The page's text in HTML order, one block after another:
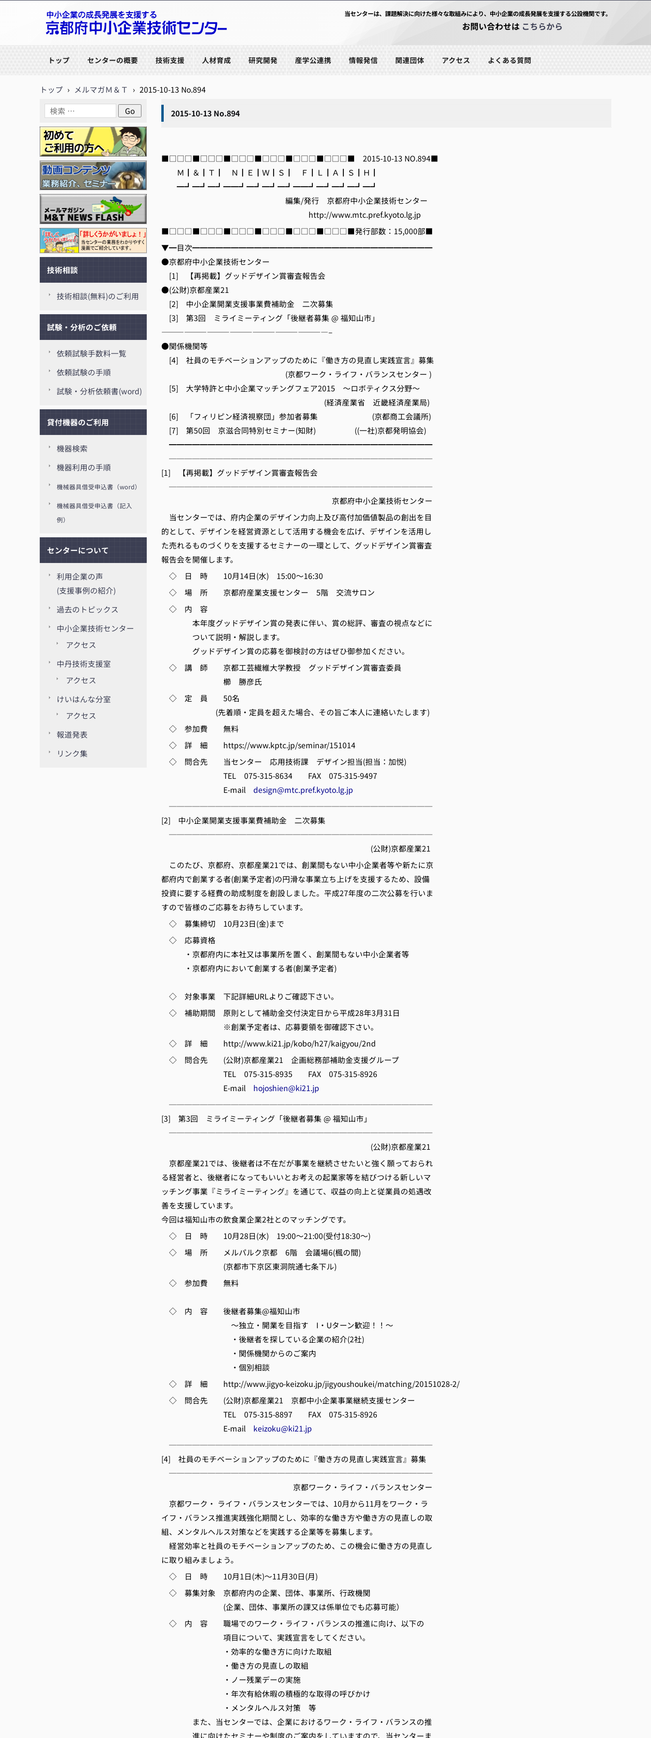
当センターは、課題解決に向けた様々な取組みにより、中小企業の成長発展を支援する公設機関です。
お問い合わせは こちらから
トップ センターの概要 技術支援 人材育成 研究開発 産学公連携 情報発信 関連団体 アクセス よくある質問
トップ › メルマガＭ＆Ｔ › 2015-10-13 No.894
2015-10-13 No.894
■□□□■□□□■□□□■□□□■□□□■□□□■ 2015-10-13 NO.894■
Ｍ┃＆┃Ｔ┃ Ｎ┃Ｅ┃Ｗ┃Ｓ┃ Ｆ┃Ｌ┃Ａ┃Ｓ┃Ｈ┃
━┛━┛━┛━━┛━┛━┛━┛━━┛━┛━┛━┛━┛
編集/発行 京都府中小企業技術センター
http://www.mtc.pref.kyoto.lg.jp
■□□□■□□□■□□□■□□□■□□□■□□□■発行部数：15,000部■
▼━目次━━━━━━━━━━━━━━━━━━━━━━━━━━━━━━━
●京都府中小企業技術センター
[1] 【再掲載】グッドデザイン賞審査報告会
●(公財)京都産業21
[2] 中小企業開業支援事業費補助金 二次募集
[3] 第3回 ミライミーティング「後継者募集 @ 福知山市」
——————————————————————–
●関係機関等
[4] 社員のモチベーションアップのために『働き方の見直し実践宣言』募集
(京都ワーク・ライフ・バランスセンター )
[5] 大学特許と中小企業マッチングフェア2015 ～ロボティクス分野～
(経済産業省 近畿経済産業局)
[6] 「フィリピン経済視察団」参加者募集 (京都商工会議所)
[7] 第50回 京滋合同特別セミナー(知財) ((一社)京都発明協会)
━━━━━━━━━━━━━━━━━━━━━━━━━━━━━━━━━━
──────────────────────────────────
[1] 【再掲載】グッドデザイン賞審査報告会
──────────────────────────────────
京都府中小企業技術センター
当センターでは、府内企業のデザイン力向上及び高付加価値製品の創出を目
的として、デザインを経営資源として活用する機会を広げ、デザインを活用し
た売れるものづくりを支援するセミナーの一環として、グッドデザイン賞審査
報告会を開催します。
◇ 日 時 10月14日(水) 15:00～16:30
◇ 場 所 京都府産業支援センター 5階 交流サロン
◇ 内 容
本年度グッドデザイン賞の発表に伴い、賞の総評、審査の視点などに
ついて説明・解説します。
グッドデザイン賞の応募を御検討の方はぜひ御参加ください。
◇ 講 師 京都工芸繊維大学教授 グッドデザイン賞審査委員
櫛 勝彦氏
◇ 定 員 50名
(先着順・定員を超えた場合、その旨ご本人に連絡いたします)
◇ 参加費 無料
◇ 詳 細 https://www.kptc.jp/seminar/151014
◇ 問合先 当センター 応用技術課 デザイン担当(担当：加悦)
TEL 075-315-8634 FAX 075-315-9497
E-mail design@mtc.pref.kyoto.lg.jp
──────────────────────────────────
[2] 中小企業開業支援事業費補助金 二次募集
──────────────────────────────────
(公財)京都産業21
このたび、京都府、京都産業21では、創業間もない中小企業者等や新たに京
都府内で創業する者(創業予定者)の円滑な事業立ち上げを支援するため、設備
投資に要する経費の助成制度を創設しました。平成27年度の二次公募を行いま
すので皆様のご応募をお待ちしています。
◇ 募集締切 10月23日(金)まで
◇ 応募資格
・京都府内に本社又は事業所を置く、創業間もない中小企業者等
・京都府内において創業する者(創業予定者)
◇ 対象事業 下記詳細URLよりご確認下さい。
◇ 補助期間 原則として補助金交付決定日から平成28年3月31日
※創業予定者は、応募要領を御確認下さい。
◇ 詳 細 http://www.ki21.jp/kobo/h27/kaigyou/2nd
◇ 問合先 (公財)京都産業21 企画総務部補助金支援グループ
TEL 075-315-8935 FAX 075-315-8926
E-mail hojoshien@ki21.jp
──────────────────────────────────
[3] 第3回 ミライミーティング「後継者募集 @ 福知山市」
──────────────────────────────────
(公財)京都産業21
京都産業21では、後継者は不在だが事業を継続させたいと強く願っておられ
る経営者と、後継者になってもいいとお考えの起業家等を結びつける新しいマ
ッチング事業『ミライミーティング』を通じて、収益の向上と従業員の処遇改
善を支援しています。
今回は福知山市の飲食業企業2社とのマッチングです。
◇ 日 時 10月28日(水) 19:00～21:00(受付18:30～)
◇ 場 所 メルパルク京都 6階 会議場6(楓の間)
(京都市下京区東洞院通七条下ル)
◇ 参加費 無料
◇ 内 容 後継者募集@福知山市
～独立・開業を目指す I・Uターン歓迎！！～
・後継者を探している企業の紹介(2社)
・関係機関からのご案内
・個別相談
◇ 詳 細 http://www.jigyo-keizoku.jp/jigyoushoukei/matching/20151028-2/
◇ 問合先 (公財)京都産業21 京都中小企業事業継続支援センター
TEL 075-315-8897 FAX 075-315-8926
E-mail keizoku@ki21.jp
──────────────────────────────────
[4] 社員のモチベーションアップのために『働き方の見直し実践宣言』募集
──────────────────────────────────
京都ワーク・ライフ・バランスセンター
京都ワーク・ ライフ・バランスセンターでは、10月から11月をワーク・ラ
イフ・バランス推進実践強化期間とし、効率的な働き方や働き方の見直しの取
組、メンタルヘルス対策などを実践する企業等を募集します。
経営効率と社員のモチベーションアップのため、この機会に働き方の見直し
に取り組みましょう。
◇ 日 時 10月1日(木)～11月30日(月)
◇ 募集対象 京都府内の企業、団体、事業所、行政機関
(企業、団体、事業所の課又は係単位でも応募可能）
◇ 内 容 職場でのワーク・ライフ・バランスの推進に向け、以下の
項目について、実践宣言をしてください。
・効率的な働き方に向けた取組
・働き方の見直しの取組
・ノー残業デーの実施
・年次有給休暇の積極的な取得の呼びかけ
・メンタルヘルス対策 等
また、当センターでは、企業におけるワーク・ライフ・バランスの推
技術相談
技術相談(無料)のご利用
試験・分析のご依頼
依頼試験手数料一覧
依頼試験の手順
試験・分析依頼書(word)
貸付機器のご利用
機器検索
機器利用の手順
機械器具借受申込書（word）
機械器具借受申込書（記入
例）
センターについて
利用企業の声
(支援事例の紹介)
過去のトピックス
中小企業技術センター
アクセス
中丹技術支援室
アクセス
けいはんな分室
アクセス
報道発表
リンク集